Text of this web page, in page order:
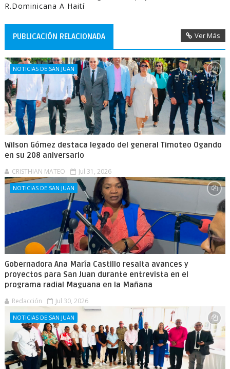
R.Dominicana A Haití
PUBLICACIÓN RELACIONADA Ver Más
NOTICIAS DE SAN JUAN
Wilson Gómez destaca legado del general Timoteo Ogando
en su 208 aniversario
CRISTHIAN MATEO Jul 31, 2026
NOTICIAS DE SAN JUAN
Gobernadora Ana María Castillo resalta avances y
proyectos para San Juan durante entrevista en el
programa radial Maguana en la Mañana
Redacción Jul 30, 2026
NOTICIAS DE SAN JUAN